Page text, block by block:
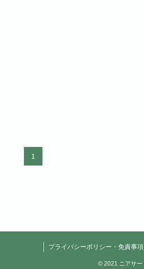
1
プライバシーポリシー・免責事項
©2021 ニアサー